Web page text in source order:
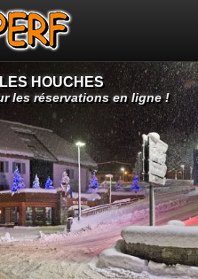
HOUCHES
les réservations en ligne !